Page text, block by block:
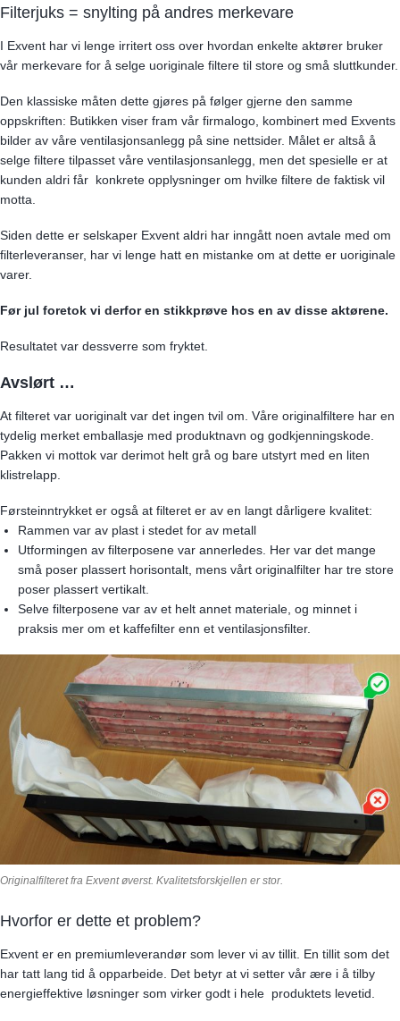
Filterjuks = snylting på andres merkevare
I Exvent har vi lenge irritert oss over hvordan enkelte aktører bruker
vår merkevare for å selge uoriginale filtere til store og små sluttkunder.
Den klassiske måten dette gjøres på følger gjerne den samme
oppskriften: Butikken viser fram vår firmalogo, kombinert med Exvents
bilder av våre ventilasjonsanlegg på sine nettsider. Målet er altså å
selge filtere tilpasset våre ventilasjonsanlegg, men det spesielle er at
kunden aldri får konkrete opplysninger om hvilke filtere de faktisk vil
motta.
Siden dette er selskaper Exvent aldri har inngått noen avtale med om
filterleveranser, har vi lenge hatt en mistanke om at dette er uoriginale
varer.
Før jul foretok vi derfor en stikkprøve hos en av disse aktørene.
Resultatet var dessverre som fryktet.
Avslørt …
At filteret var uoriginalt var det ingen tvil om. Våre originalfiltere har en
tydelig merket emballasje med produktnavn og godkjenningskode.
Pakken vi mottok var derimot helt grå og bare utstyrt med en liten
klistrelapp.
Førsteinntrykket er også at filteret er av en langt dårligere kvalitet:
Rammen var av plast i stedet for av metall
Utformingen av filterposene var annerledes. Her var det mange
små poser plassert horisontalt, mens vårt originalfilter har tre store
poser plassert vertikalt.
Selve filterposene var av et helt annet materiale, og minnet i
praksis mer om et kaffefilter enn et ventilasjonsfilter.
Originalfilteret fra Exvent øverst. Kvalitetsforskjellen er stor.
Hvorfor er dette et problem?
Exvent er en premiumleverandør som lever vi av tillit. En tillit som det
har tatt lang tid å opparbeide. Det betyr at vi setter vår ære i å tilby
energieffektive løsninger som virker godt i hele produktets levetid.